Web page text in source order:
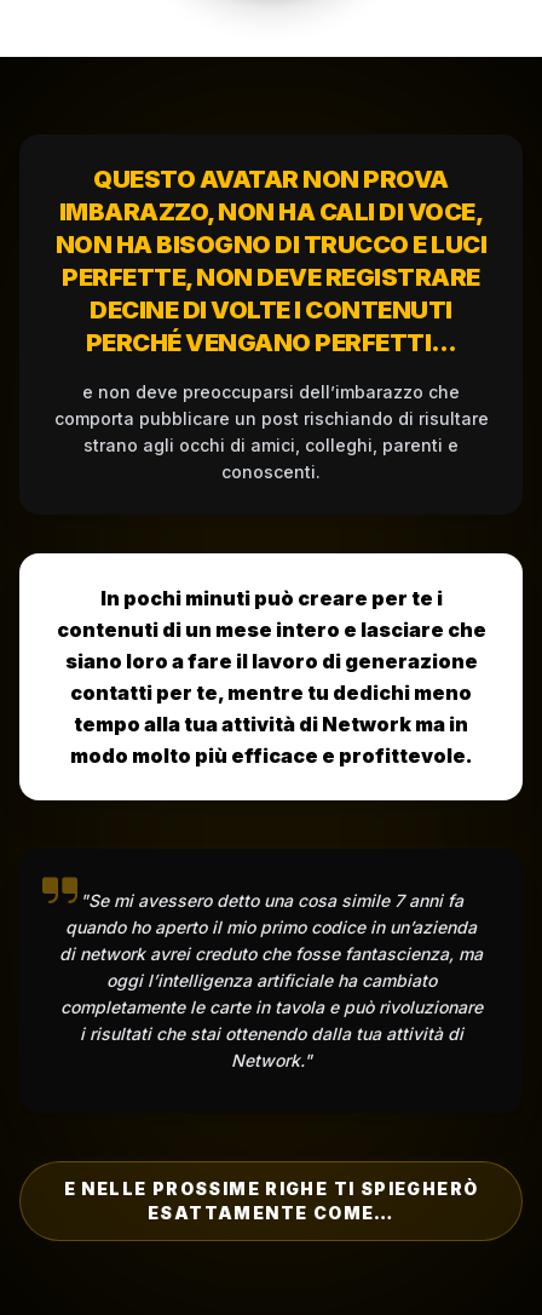
QUESTO AVATAR NON PROVA
IMBARAZZO, NON HA CALI DI VOCE,
NON HA BISOGNO DI TRUCCO E LUCI
PERFETTE, NON DEVE REGISTRARE
DECINE DI VOLTE I CONTENUTI
PERCHÉ VENGANO PERFETTI…
e non deve preoccuparsi dell’imbarazzo che
comporta pubblicare un post rischiando di risultare
strano agli occhi di amici, colleghi, parenti e
conoscenti.
In pochi minuti può creare per te i
contenuti di un mese intero e lasciare che
siano loro a fare il lavoro di generazione
contatti per te, mentre tu dedichi meno
tempo alla tua attività di Network ma in
modo molto più efficace e profittevole.
"Se mi avessero detto una cosa simile 7 anni fa
quando ho aperto il mio primo codice in un’azienda
di network avrei creduto che fosse fantascienza, ma
oggi l’intelligenza artificiale ha cambiato
completamente le carte in tavola e può rivoluzionare
i risultati che stai ottenendo dalla tua attività di
Network."
E NELLE PROSSIME RIGHE TI SPIEGHERÒ
ESATTAMENTE COME…